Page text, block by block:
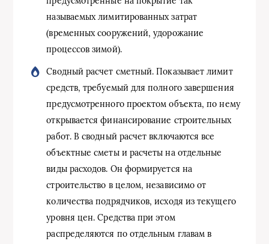
называемых лимитированных затрат
(временных сооружений, удорожание
процессов зимой).
Сводный расчет сметный. Показывает лимит
средств, требуемый для полного завершения
предусмотренного проектом объекта, по нему
открывается финансирование строительных
работ. В сводный расчет включаются все
объектные сметы и расчеты на отдельные
виды расходов. Он формируется на
строительство в целом, независимо от
количества подрядчиков, исходя из текущего
уровня цен. Средства при этом
распределяются по отдельным главам в